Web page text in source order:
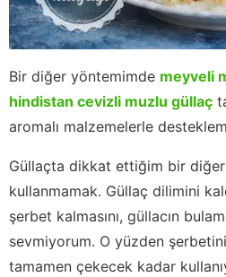
Bir diğer yöntemimde meyveli
hindistan cevizli muzlu güllaç
aromalı malzemelerle
Güllaçta dikkat ettiğim bir
kullanmamak. Güllaç dilimini
şerbet kalmasını, güllacın
sevmiyorum. O yüzden
tamamen çekecek kadar